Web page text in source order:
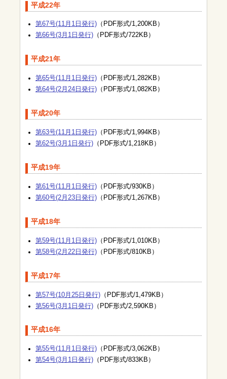
平成22年
第67号(11月1日発行) （PDF形式/1,200KB）
第66号(3月1日発行) （PDF形式/722KB）
平成21年
第65号(11月1日発行) （PDF形式/1,282KB）
第64号(2月24日発行) （PDF形式/1,082KB）
平成20年
第63号(11月1日発行) （PDF形式/1,994KB）
第62号(3月1日発行) （PDF形式/1,218KB）
平成19年
第61号(11月1日発行) （PDF形式/930KB）
第60号(2月23日発行) （PDF形式/1,267KB）
平成18年
第59号(11月1日発行) （PDF形式/1,010KB）
第58号(2月22日発行) （PDF形式/810KB）
平成17年
第57号(10月25日発行) （PDF形式/1,479KB）
第56号(3月1日発行) （PDF形式/2,590KB）
平成16年
第55号(11月1日発行) （PDF形式/3,062KB）
第54号(3月1日発行) （PDF形式/833KB）